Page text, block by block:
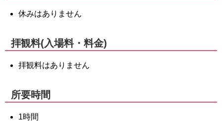
休みはありません
拝観料(入場料・料金)
拝観料はありません
所要時間
1時間